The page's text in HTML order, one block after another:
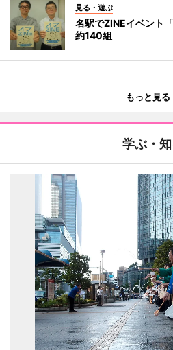
見る・遊ぶ
名駅でZINEイベント
約140組
もっと見る
学ぶ・